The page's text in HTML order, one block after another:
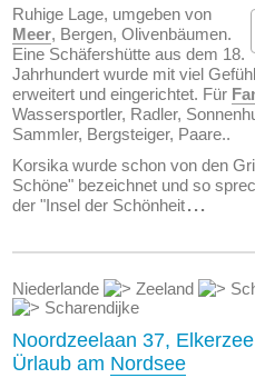
Ruhige Lage, umgeben von
Meer, Bergen, Olivenbäumen.
Eine Schäfershütte aus dem 18.
Jahrhundert wurde mit viel
erweitert und eingerichtet. Für
Wassersportler, Radler,
Sammler, Bergsteiger, Paare..
Korsika wurde schon von den
Schöne" bezeichnet und so
der "Insel der Schönheit...
Niederlande Zeeland
Scharendijke
Noordzeelaan 37,
Ürlaub am Nordsee